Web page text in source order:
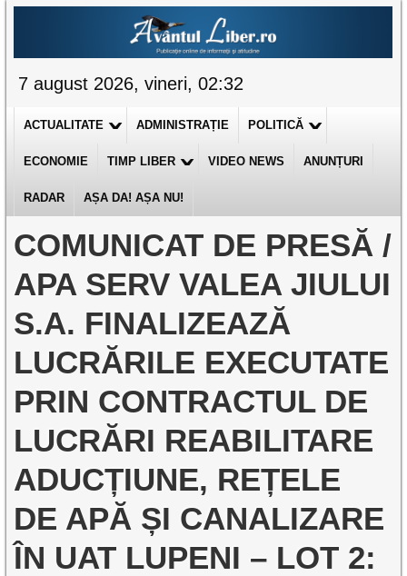
7 august 2026, vineri, 02:32
ACTUALITATE ADMINISTRAȚIE POLITICĂ
ECONOMIE TIMP LIBER VIDEO NEWS ANUNȚURI
RADAR AȘA DA! AȘA NU!
COMUNICAT DE PRESĂ /
APA SERV VALEA JIULUI
S.A. FINALIZEAZĂ
LUCRĂRILE EXECUTATE
PRIN CONTRACTUL DE
LUCRĂRI REABILITARE
ADUCȚIUNE, REȚELE
DE APĂ ȘI CANALIZARE
ÎN UAT LUPENI – LOT 2: